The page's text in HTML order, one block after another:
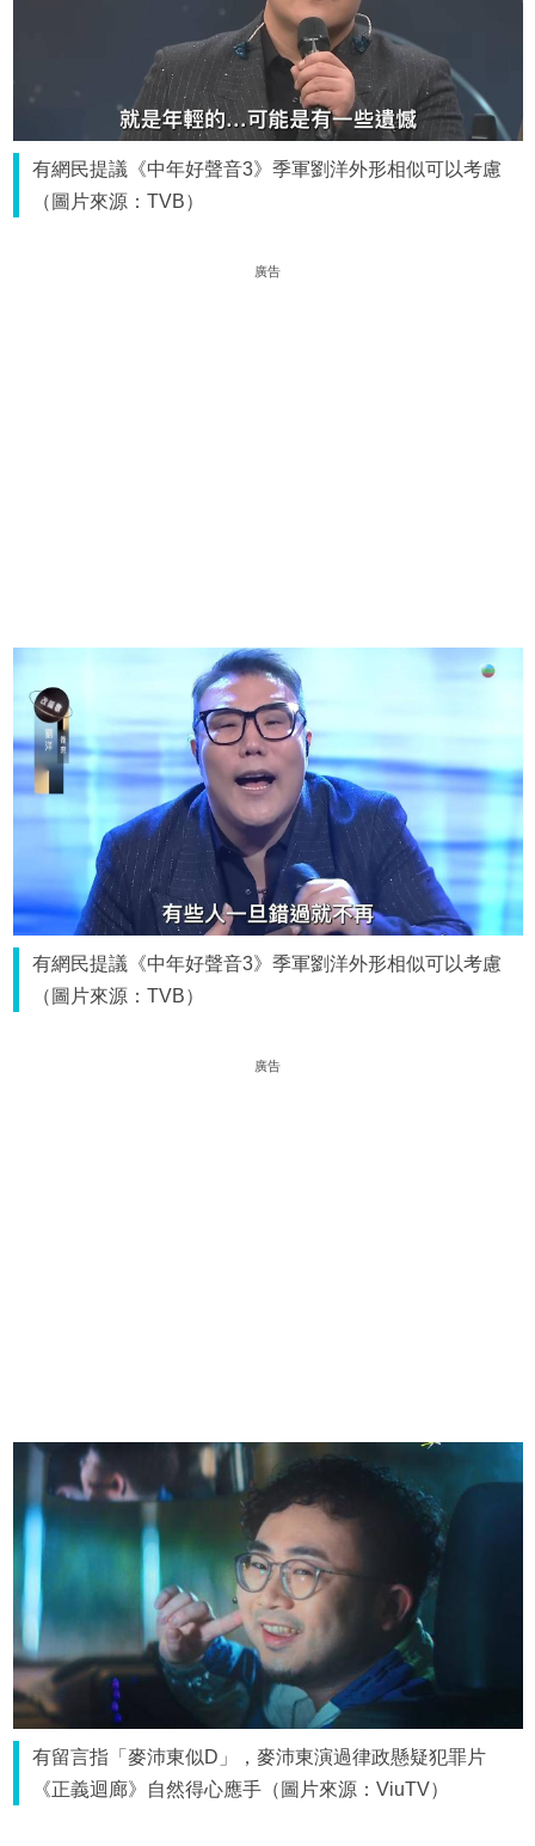
有網民提議《中年好聲音3》季軍劉洋外形相似可以考慮
（圖片來源：TVB）
廣告
有網民提議《中年好聲音3》季軍劉洋外形相似可以考慮
（圖片來源：TVB）
廣告
有留言指「麥沛東似D」，麥沛東演過律政懸疑犯罪片
《正義迴廊》自然得心應手（圖片來源：ViuTV）